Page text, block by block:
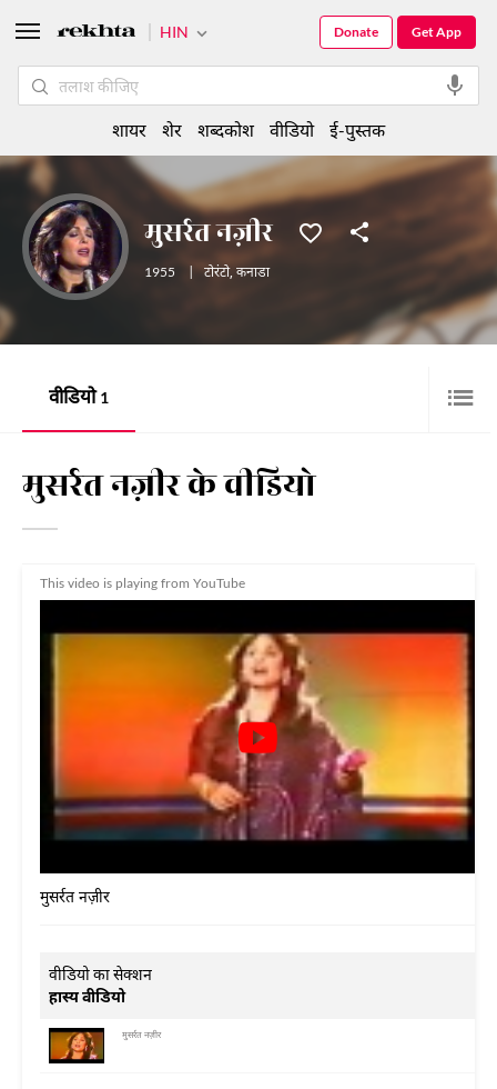
मुसर्रत नज़ीर
1955 टोरंटो, कनाडा
वीडियो 1
मुसर्रत नज़ीर के वीडियो
This video is playing from YouTube
मुसर्रत नज़ीर
वीडियो का सेक्शन
हास्य वीडियो
मुसर्रत नज़ीर
HIN Get App
Donate
शायर शेर शब्दकोश वीडियो ई-पुस्तक